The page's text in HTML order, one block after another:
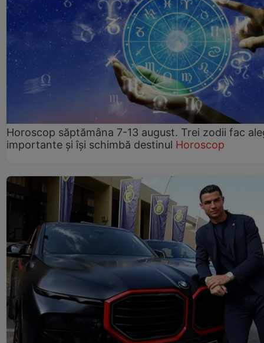
Horoscop săptămâna 7-13 august. Trei zodii fac
importante și își schimbă destinul Horoscop